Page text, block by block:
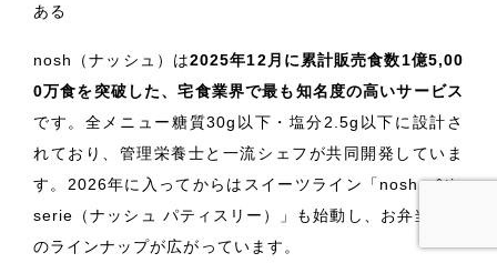
ある
nosh（ナッシュ）は2025年12月に累計販売食数1億5,00
0万食を突破した、宅食業界で最も知名度の高いサービス
です。全メニュー糖質30g以下・塩分2.5g以下に設計さ
れており、管理栄養士と一流シェフが共同開発していま
す。2026年に入ってからはスイーツライン「nosh pâtis
serie（ナッシュ パティスリー）」も始動し、お弁当以外
のラインナップが広がっています。